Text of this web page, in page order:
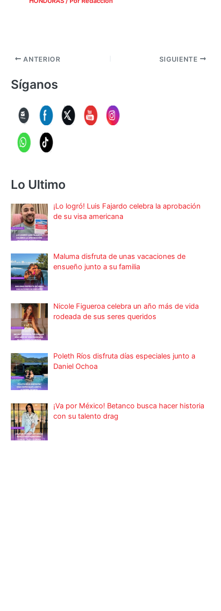
ANTERIOR SIGUIENTE
Síganos
Lo Ultimo
¡Lo logró! Luis Fajardo celebra la aprobación
de su visa americana
Maluma disfruta de unas vacaciones de
ensueño junto a su familia
Nicole Figueroa celebra un año más de vida
rodeada de sus seres queridos
Poleth Ríos disfruta días especiales junto a
Daniel Ochoa
¡Va por México! Betanco busca hacer historia
con su talento drag